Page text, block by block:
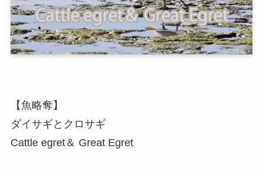
【魚略奪】
ダイサギとクロサギ
Cattle egret＆ Great Egret